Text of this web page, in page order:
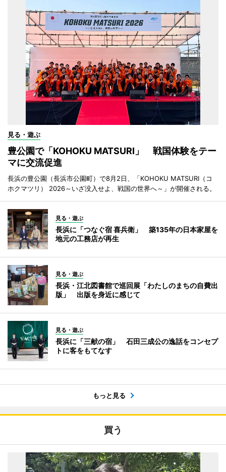
見る・遊ぶ
豊公園で「KOHOKU MATSURI」 戦国体験をテー
マに交流促進
長浜の豊公園（長浜市公園町）で8月2日、「KOHOKU MATSURI（コ
ホクマツリ） 2026～いざ没入せよ、戦国の世界へ～」が開催される。
見る・遊ぶ
長浜に「つなぐ宿 喜兵衛」 築135年の日本家屋を
地元の工務店が再生
見る・遊ぶ
長浜・江北図書館で巡回展「わたしのまちの自費出
版」 出版を身近に感じて
見る・遊ぶ
長浜に「三献の宿」 石田三成公の逸話をコンセプ
トに客をもてなす
もっと見る
買う